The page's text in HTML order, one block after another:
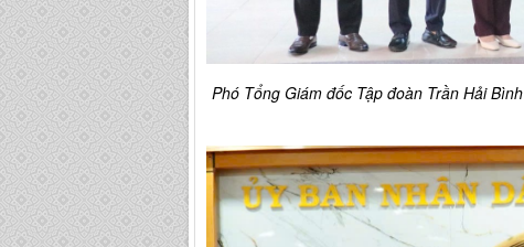
Phó Tổng Giám đốc Tập đoàn Trần Hải Bình